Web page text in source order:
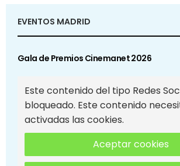
EVENTOS MADRID
Gala de Premios Cinemanet 2026
Este contenido del tipo Redes
bloqueado. Este contenido
activadas las cookies.
Aceptar cookies